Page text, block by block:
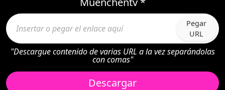
Pegar
URL
"Descargue contenido de varias URL a la vez separándolas
con comas"
Descargar